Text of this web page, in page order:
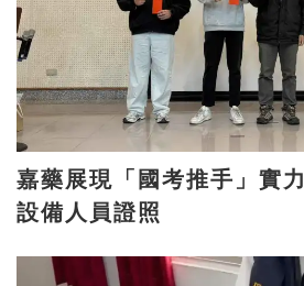
嘉藥展現「國考推手」實力 15人勇奪消防
設備人員證照